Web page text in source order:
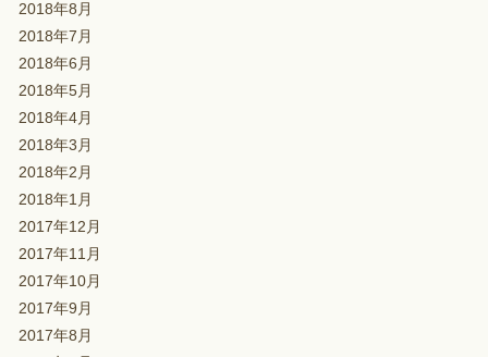
2018年8月
2018年7月
2018年6月
2018年5月
2018年4月
2018年3月
2018年2月
2018年1月
2017年12月
2017年11月
2017年10月
2017年9月
2017年8月